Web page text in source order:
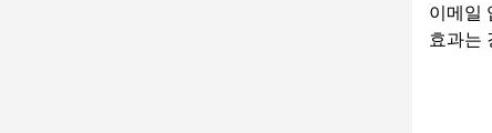
이메일
효과는